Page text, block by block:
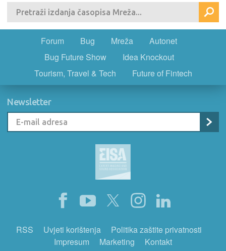
Forum Bug Mreža
Autonet
Bug Future Show
Idea Knockout
Tourism, Travel & Tech
Future of Fintech
Newsletter
RSS Uvjeti korištenja
Politika zaštite privatnosti
Impresum
Marketing Kontakt